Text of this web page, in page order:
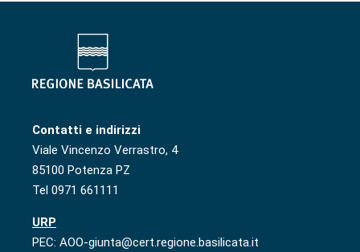
Contatti e indirizzi
Viale Vincenzo Verrastro, 4
85100 Potenza PZ
Tel 0971 661111
URP
PEC: AOO-giunta@cert.regione.basilicata.it